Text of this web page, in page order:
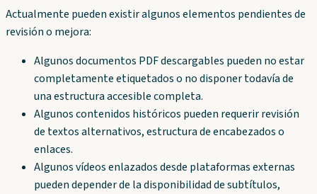
Actualmente pueden existir algunos elementos pendientes de
revisión o mejora:
Algunos documentos PDF descargables pueden no estar
completamente etiquetados o no disponer todavía de
una estructura accesible completa.
Algunos contenidos históricos pueden requerir revisión
de textos alternativos, estructura de encabezados o
enlaces.
Algunos vídeos enlazados desde plataformas externas
pueden depender de la disponibilidad de subtítulos,